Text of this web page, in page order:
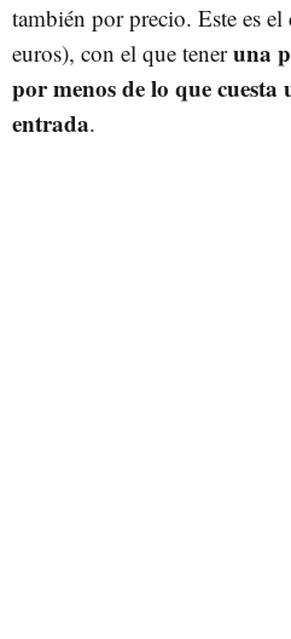
también por precio. Este es
euros), con el que teneruna
por menos de lo que cuesta
entrada.